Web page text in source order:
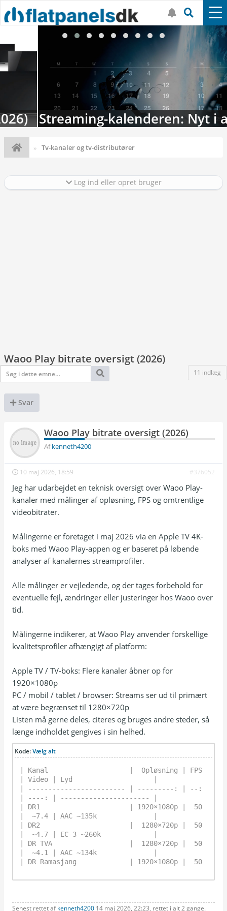
Streaming-kalenderen: Nyt i august
Tv-kanaler og tv-distributører
Log ind eller opret bruger
Waoo Play bitrate oversigt (2026)
11 indlæg
Svar
Waoo Play bitrate oversigt (2026)
Afkenneth4200
10 maj 2026, 18:59 #376052
Jeg har udarbejdet en teknisk oversigt over Waoo Play-
kanaler med målinger af opløsning, FPS og omtrentlige
videobitrater.
Målingerne er foretaget i maj 2026 via en Apple TV 4K-
boks med Waoo Play-appen og er baseret på løbende
analyser af kanalernes streamprofiler.
Alle målinger er vejledende, og der tages forbehold for
eventuelle fejl, ændringer eller justeringer hos Waoo over
tid.
Målingerne indikerer, at Waoo Play anvender forskellige
kvalitetsprofiler afhængigt af platform:
Apple TV / TV-boks: Flere kanaler åbner op for
1920×1080p
PC / mobil / tablet / browser: Streams ser ud til primært
at være begrænset til 1280×720p
Listen må gerne deles, citeres og bruges andre steder, så
længe indholdet gengives i sin helhed.
Kode:Vælg alt
| Kanal                    |  Opløsning | FPS
| Video | Lyd                    |
| ------------------------ | ---------: | --:
| ----: | ---------------------- |
| DR1                      | 1920×1080p |  50
|  ~7.4 | AAC ~135k              |
| DR2                      |  1280×720p |  50
|  ~4.7 | EC-3 ~260k             |
| DR TVA                   |  1280×720p |  50
|  ~4.1 | AAC ~134k              |
| DR Ramasjang             | 1920×1080p |  50
| TV2                      |  1280×720p |  50
|  ~4.7 | EC-3 ~260k             |
Senest rettet afkenneth4200 14 maj 2026, 22:23, rettet i alt 2 gange.